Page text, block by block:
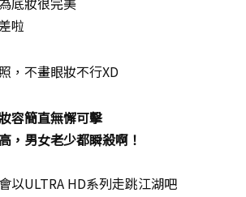
啦
，不畫眼妝不行XD
容簡直無懈可擊
，男女老少都瞬殺啊！
以ULTRA HD系列走跳江湖吧